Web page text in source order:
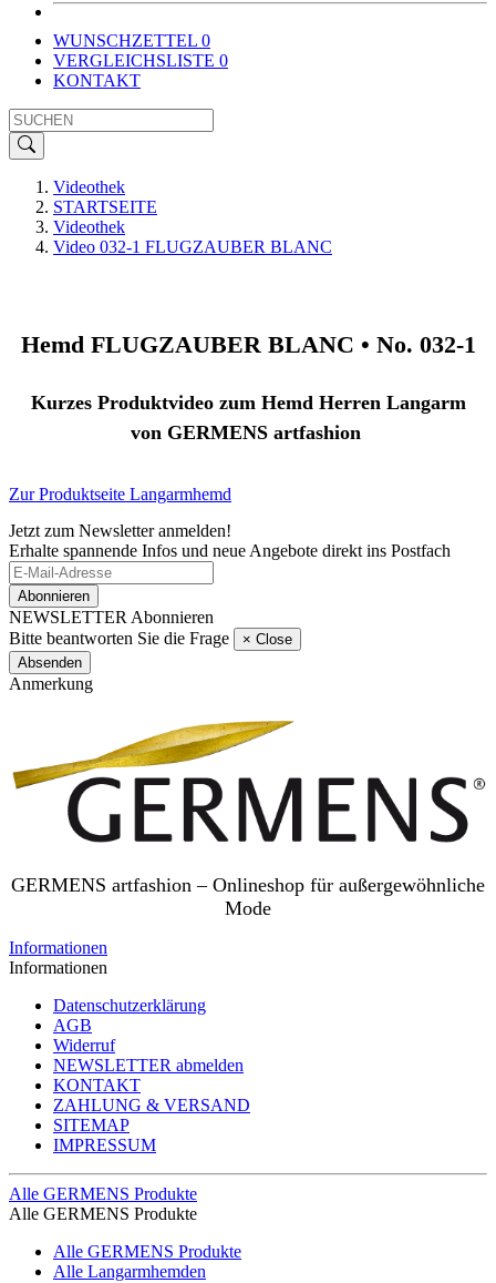
WUNSCHZETTEL 0
VERGLEICHSLISTE 0
KONTAKT
Videothek
STARTSEITE
Videothek
Video 032-1 FLUGZAUBER BLANC
Hemd FLUGZAUBER BLANC • No. 032-1
Kurzes Produktvideo zum Hemd Herren Langarm
von GERMENS artfashion
Zur Produktseite Langarmhemd
Jetzt zum Newsletter anmelden!
Erhalte spannende Infos und neue Angebote direkt ins Postfach
Abonnieren
NEWSLETTER Abonnieren
Bitte beantworten Sie die Frage
× Close
Absenden
Anmerkung
GERMENS artfashion – Onlineshop für außergewöhnliche
Mode
Informationen
Informationen
Datenschutzerklärung
AGB
Widerruf
NEWSLETTER abmelden
KONTAKT
ZAHLUNG & VERSAND
SITEMAP
IMPRESSUM
Alle GERMENS Produkte
Alle GERMENS Produkte
Alle GERMENS Produkte
Alle Langarmhemden